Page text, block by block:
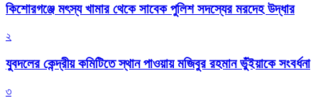
কিশোরগঞ্জে মৎস্য খামার থেকে সাবেক পুলিশ সদস্যের মরদেহ উদ্ধার
২
যুবদলের কেন্দ্রীয় কমিটিতে স্থান পাওয়ায় মজিবুর রহমান ভুঁইয়াকে সংবর্ধনা
৩